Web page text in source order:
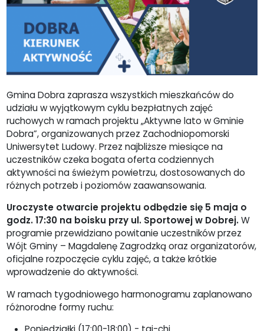
Gmina Dobra zaprasza wszystkich mieszkańców do
udziału w wyjątkowym cyklu bezpłatnych zajęć
ruchowych w ramach projektu „Aktywne lato w Gminie
Dobra”, organizowanych przez Zachodniopomorski
Uniwersytet Ludowy. Przez najbliższe miesiące na
uczestników czeka bogata oferta codziennych
aktywności na świeżym powietrzu, dostosowanych do
różnych potrzeb i poziomów zaawansowania.
Uroczyste otwarcie projektu odbędzie się 5 maja o
godz. 17:30 na boisku przy ul. Sportowej w Dobrej.W
programie przewidziano powitanie uczestników przez
Wójt Gminy – Magdalenę Zagrodzką oraz organizatorów,
oficjalne rozpoczęcie cyklu zajęć, a także krótkie
wprowadzenie do aktywności.
W ramach tygodniowego harmonogramu zaplanowano
różnorodne formy ruchu: